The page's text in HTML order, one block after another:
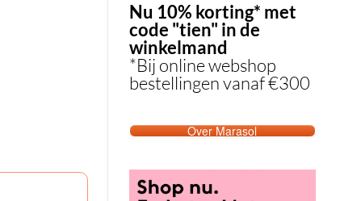
Nu 10% korting* met
code "tien" in de
winkelmand
*Bij online webshop
bestellingen vanaf €300
Over Marasol